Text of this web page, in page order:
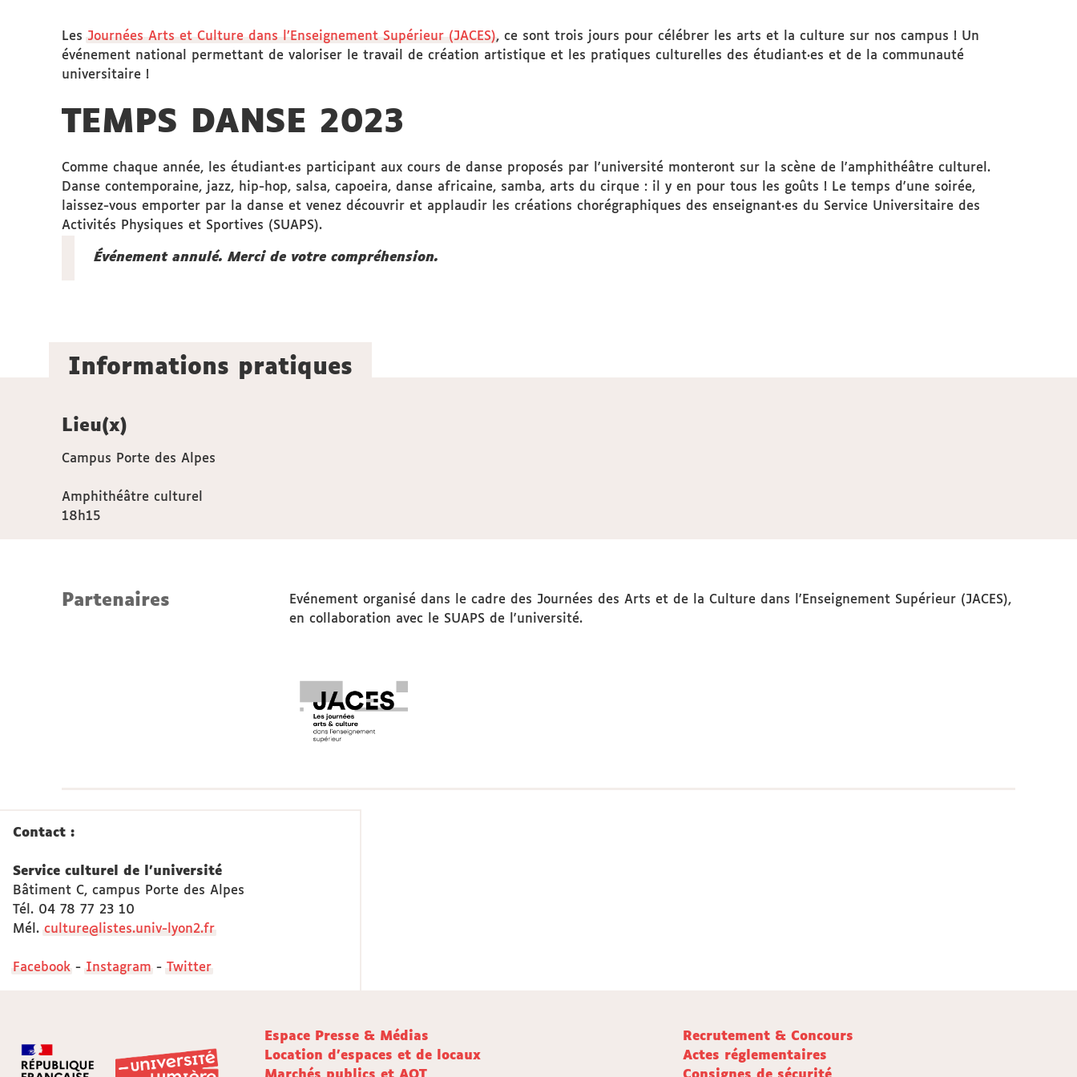
Les Journées Arts et Culture dans l’Enseignement Supérieur (JACES), ce sont trois jours pour célébrer les arts et la culture sur nos campus ! Un
événement national permettant de valoriser le travail de création artistique et les pratiques culturelles des étudiant·es et de la communauté
universitaire !
TEMPS DANSE 2023
Comme chaque année, les étudiant·es participant aux cours de danse proposés par l'université monteront sur la scène de l'amphithéâtre culturel.
Danse contemporaine, jazz, hip-hop, salsa, capoeira, danse africaine, samba, arts du cirque : il y en pour tous les goûts ! Le temps d'une soirée,
laissez-vous emporter par la danse et venez découvrir et applaudir les créations chorégraphiques des enseignant·es du Service Universitaire des
Activités Physiques et Sportives (SUAPS).
Événement annulé. Merci de votre compréhension.
Informations pratiques
Lieu(x)
Campus Porte des Alpes
Amphithéâtre culturel
18h15
Partenaires
Evénement organisé dans le cadre des Journées des Arts et de la Culture dans l'Enseignement Supérieur (JACES),
en collaboration avec le SUAPS de l'université.
Contact :
Service culturel de l'université
Bâtiment C, campus Porte des Alpes
Tél. 04 78 77 23 10
Mél. culture@listes.univ-lyon2.fr
Facebook - Instagram - Twitter
Espace Presse & Médias
Recrutement & Concours
Location d'espaces et de locaux
Actes réglementaires